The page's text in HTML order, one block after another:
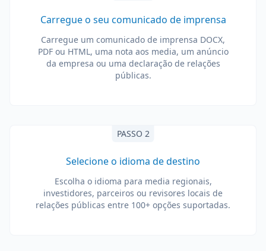
Carregue o seu comunicado de imprensa
Carregue um comunicado de imprensa DOCX,
PDF ou HTML, uma nota aos media, um anúncio
da empresa ou uma declaração de relações
públicas.
PASSO 2
Selecione o idioma de destino
Escolha o idioma para media regionais,
investidores, parceiros ou revisores locais de
relações públicas entre 100+ opções suportadas.